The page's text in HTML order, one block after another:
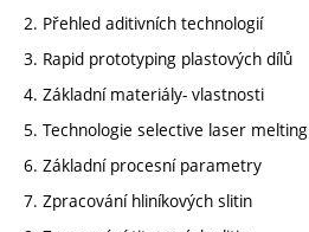
2. Přehled aditivních technologií
3. Rapid prototyping plastových dílů
4. Základní materiály- vlastnosti
5. Technologie selective laser melting
6. Základní procesní parametry
7. Zpracování hliníkových slitin